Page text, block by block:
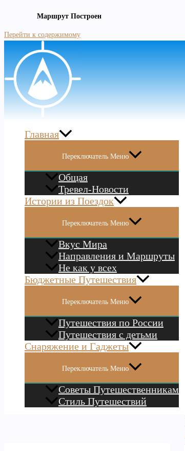
Маршрут Построен
Перейти к содержимому
Главная
Переключатель Меню
Общая
Тревел-Новости
Истории из Поездок
Переключатель Меню
Вкус Мира
Направления и Маршруты
Не как у всех
Бюджетные Путешествия
Переключатель Меню
Путешествия по России
Путешествия с детьми
Снаряжение и Гаджеты
Переключатель Меню
Советы Путешественникам
Стиль Путешествий